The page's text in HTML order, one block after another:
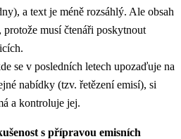
a text je méně rozsáhlý. Ale obsah
musí čtenáři poskytnout
se v posledních letech upozaďuje na
nabídky (tzv. řetězení emisí), si
a kontroluje jej.
s přípravou emisních